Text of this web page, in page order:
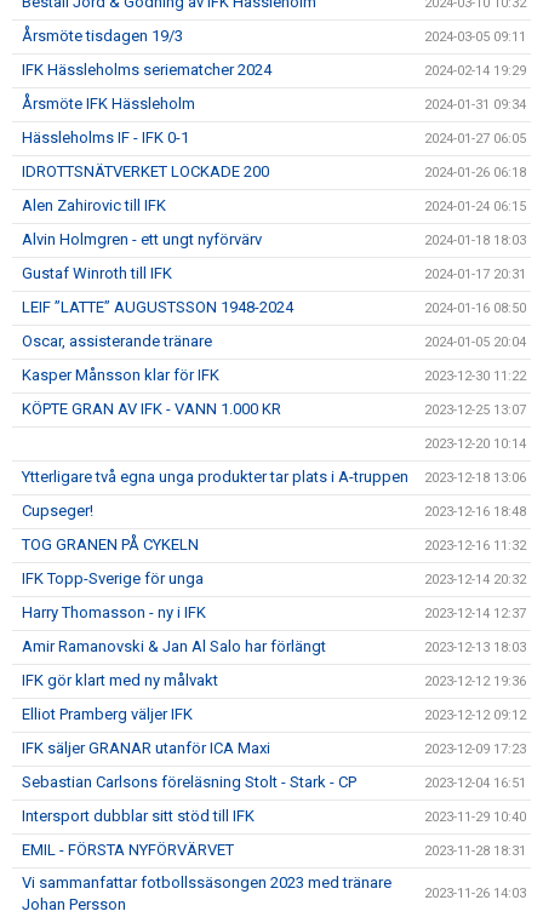
Årsmöte tisdagen 19/3 2024-03-05 09:11
IFK Hässleholms seriematcher 2024 2024-02-14 19:29
Årsmöte IFK Hässleholm 2024-01-31 09:34
Hässleholms IF - IFK 0-1 2024-01-27 06:05
IDROTTSNÄTVERKET LOCKADE 200 2024-01-26 06:18
Alen Zahirovic till IFK 2024-01-24 06:15
Alvin Holmgren - ett ungt nyförvärv 2024-01-18 18:03
Gustaf Winroth till IFK 2024-01-17 20:31
LEIF ”LATTE” AUGUSTSSON 1948-2024 2024-01-16 08:50
Oscar, assisterande tränare 2024-01-05 20:04
Kasper Månsson klar för IFK 2023-12-30 11:22
KÖPTE GRAN AV IFK - VANN 1.000 KR 2023-12-25 13:07
2023-12-20 10:14
Ytterligare två egna unga produkter tar plats i A-truppen 2023-12-18 13:06
Cupseger! 2023-12-16 18:48
TOG GRANEN PÅ CYKELN 2023-12-16 11:32
IFK Topp-Sverige för unga 2023-12-14 20:32
Harry Thomasson - ny i IFK 2023-12-14 12:37
Amir Ramanovski & Jan Al Salo har förlängt 2023-12-13 18:03
IFK gör klart med ny målvakt 2023-12-12 19:36
Elliot Pramberg väljer IFK 2023-12-12 09:12
IFK säljer GRANAR utanför ICA Maxi 2023-12-09 17:23
Sebastian Carlsons föreläsning Stolt - Stark - CP 2023-12-04 16:51
Intersport dubblar sitt stöd till IFK 2023-11-29 10:40
EMIL - FÖRSTA NYFÖRVÄRVET 2023-11-28 18:31
Vi sammanfattar fotbollssäsongen 2023 med tränare
Johan Persson
2023-11-26 14:03